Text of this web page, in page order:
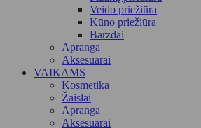
Veido priežiūra
Kūno priežiūra
Barzdai
Apranga
Aksesuarai
VAIKAMS
Kosmetika
Žaislai
Apranga
Aksesuarai